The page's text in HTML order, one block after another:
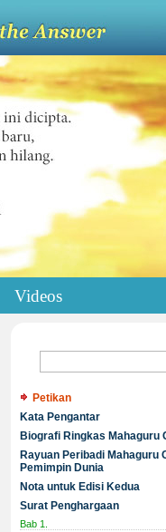
Videos
Petikan
Kata Pengantar
Biografi Ringkas Mahaguru
Rayuan Peribadi Mahaguru
Pemimpin Dunia
Nota untuk Edisi Kedua
Surat Penghargaan
Bab 1.